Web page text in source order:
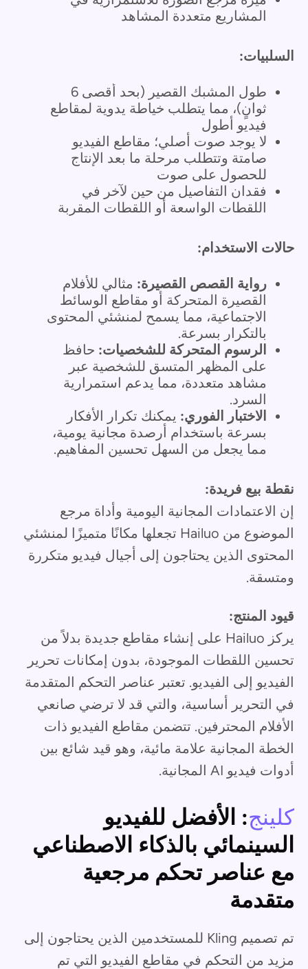
المشاريع متعددة المشاهد
السلبيات:
طول المشبك القصير (بحد أقصى 6
ثوانٍ)، مما يتطلب خياطة يدوية لمقاطع
فيديو أطول
لا يوجد صوت أصلي؛ مقاطع الفيديو
صامتة وتتطلب مرحلة ما بعد الإنتاج
للحصول على صوت
فقدان التفاصيل من حين لآخر في
اللقطات الواسعة أو اللقطات المقربة
حالات الاستخدام:
رواية القصص القصيرة: مثالي للأفلام
القصيرة المتحركة أو مقاطع الوسائط
الاجتماعية، مما يسمح لمنشئي المحتوى
بالتكرار بسرعة.
الرسوم المتحركة للشخصيات: حافظ
على المظهر المتسق للشخصية عبر
مشاهد متعددة، مما يدعم استمرارية
السرد.
الاختبار الفوري: يمكنك تكرار الأفكار
بسرعة باستخدام أرصدة مجانية يومية،
مما يجعل من السهل تحسين المفاهيم.
نقطة بيع فريدة:
إن الاعتمادات المجانية اليومية وأداة مرجع
الموضوع من Hailuo تجعلها مكانًا متميزًا لمنشئي
المحتوى الذين يحتاجون إلى أجيال فيديو متكررة
ومتسقة.
قيود المنتج:
يركز Hailuo على إنشاء مقاطع جديدة بدلاً من
تحسين اللقطات الموجودة، بدون إمكانات تحرير
الفيديو إلى الفيديو. تعتبر عناصر التحكم المتقدمة
في التحرير أساسية، والتي قد لا ترضي صانعي
الأفلام المحترفين. تتضمن مقاطع الفيديو ذات
الخطة المجانية علامة مائية، وهو قيد شائع بين
أدوات فيديو AI المجانية.
كلينج: الأفضل للفيديو
السينمائي بالذكاء الاصطناعي
مع عناصر تحكم مرجعية
متقدمة
تم تصميم Kling للمستخدمين الذين يحتاجون إلى
مزيد من التحكم في مقاطع الفيديو التي تم